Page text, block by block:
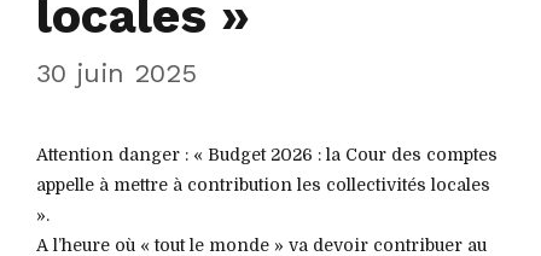
locales »
30 juin 2025
Attention danger : « Budget 2026 : la Cour des comptes
appelle à mettre à contribution les collectivités locales
».
A l’heure où « tout le monde » va devoir contribuer au